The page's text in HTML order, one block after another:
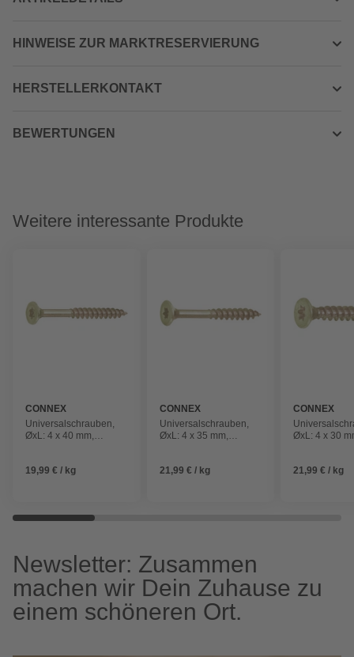
HINWEISE ZUR MARKTRESERVIERUNG
HERSTELLERKONTAKT
BEWERTUNGEN
Weitere interessante Produkte
CONNEX
Universalschrauben,
ØxL: 4 x 40 mm,
19,99 € / kg
CONNEX
Universalschrauben,
ØxL: 4 x 35 mm,
21,99 € / kg
CONNEX
ØxL: 4 x 30
21,99 € / kg
Newsletter: Zusammen
machen wir Dein Zuhause zu
einem schöneren Ort.